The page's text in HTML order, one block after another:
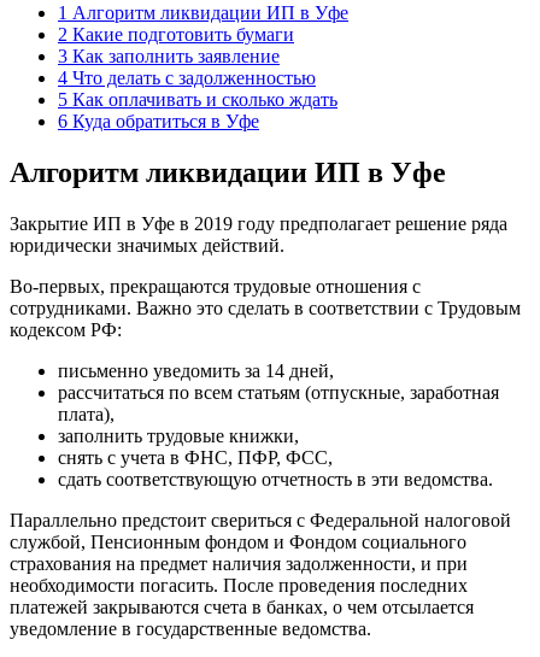
1 Алгоритм ликвидации ИП в Уфе
2 Какие подготовить бумаги
3 Как заполнить заявление
4 Что делать с задолженностью
5 Как оплачивать и сколько ждать
6 Куда обратиться в Уфе
Алгоритм ликвидации ИП в Уфе
Закрытие ИП в Уфе в 2019 году предполагает решение ряда
юридически значимых действий.
Во-первых, прекращаются трудовые отношения с
сотрудниками. Важно это сделать в соответствии с Трудовым
кодексом РФ:
письменно уведомить за 14 дней,
рассчитаться по всем статьям (отпускные, заработная
плата),
заполнить трудовые книжки,
снять с учета в ФНС, ПФР, ФСС,
сдать соответствующую отчетность в эти ведомства.
Параллельно предстоит свериться с Федеральной налоговой
службой, Пенсионным фондом и Фондом социального
страхования на предмет наличия задолженности, и при
необходимости погасить. После проведения последних
платежей закрываются счета в банках, о чем отсылается
уведомление в государственные ведомства.